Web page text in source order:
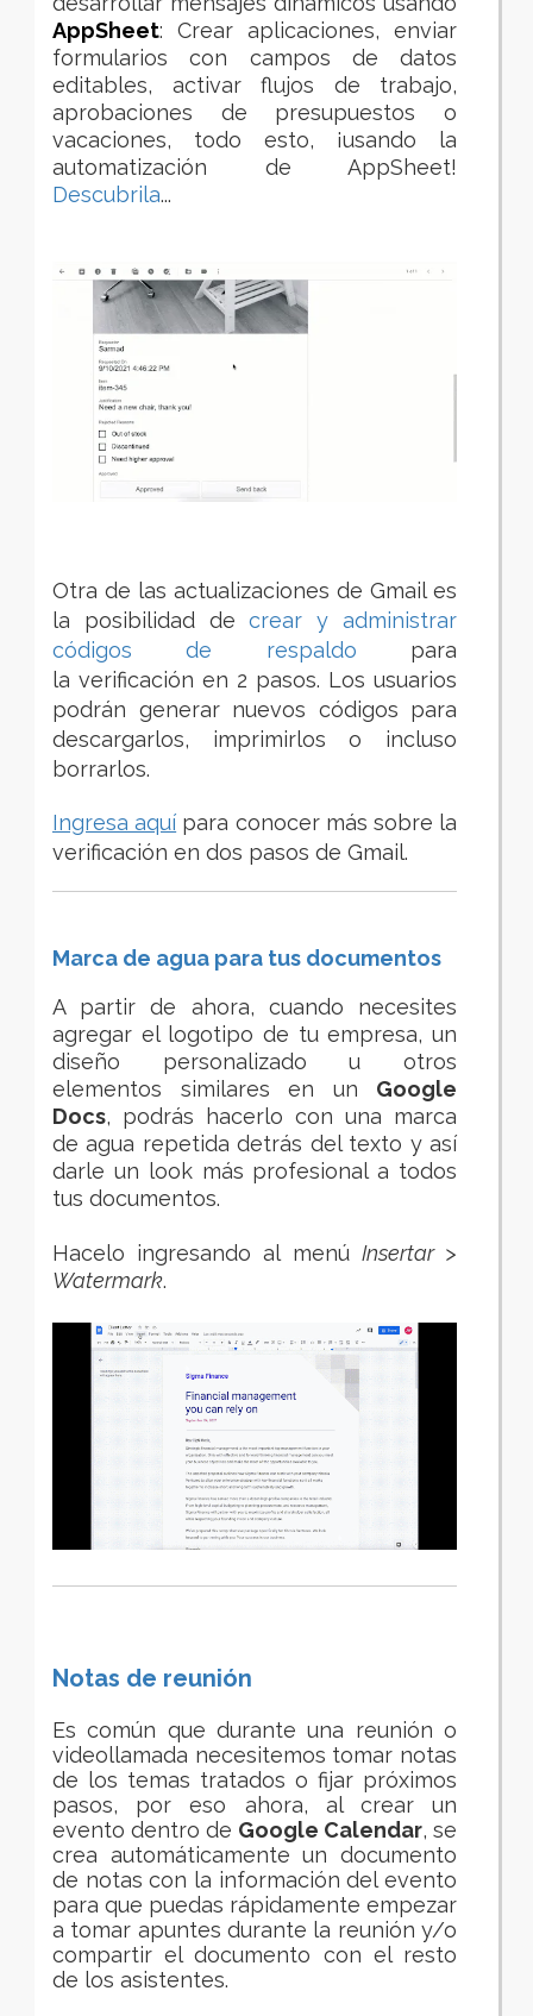
AppSheet: Crear aplicaciones, enviar
formularios con campos de datos
editables, activar flujos de trabajo,
aprobaciones de presupuestos o
vacaciones, todo esto, ¡usando la
automatización de AppSheet!
Descubrila...
Otra de las actualizaciones de Gmail es
la posibilidad de crear y administrar
códigos de respaldo para
la verificación en 2 pasos. Los usuarios
podrán generar nuevos códigos para
descargarlos, imprimirlos o incluso
borrarlos.
Ingresa aquí para conocer más sobre la
verificación en dos pasos de Gmail.
Marca de agua para tus documentos
A partir de ahora, cuando necesites
agregar el logotipo de tu empresa, un
diseño personalizado u otros
elementos similares en un Google
Docs, podrás
hacerlo con una marca
de agua repetida detrás del texto y así
darle un look más profesional a todos
tus documentos.
Hacelo ingresando al menú Insertar >
Watermark.
Notas de reunión
Es común que durante una reunión o
videollamada necesitemos tomar notas
de los temas tratados o fijar próximos
pasos, por eso ahora, al crear un
evento dentro de Google Calendar, se
crea automáticamente un documento
de notas con la información del evento
para que puedas rápidamente empezar
a tomar apuntes durante la reunión y/o
compartir el documento con el resto
de los asistentes.